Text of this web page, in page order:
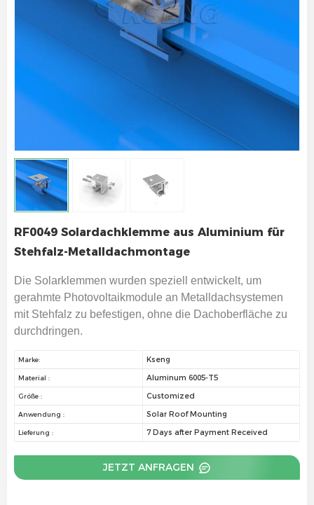
RF0049 Solardachklemme aus Aluminium für
Stehfalz-Metalldachmontage
Die Solarklemmen wurden speziell entwickelt, um
gerahmte Photovoltaikmodule an Metalldachsystemen
mit Stehfalz zu befestigen, ohne die Dachoberfläche zu
durchdringen.
Marke: Kseng
Material : Aluminum 6005-T5
Größe : Customized
Anwendung : Solar Roof Mounting
Lieferung : 7 Days after Payment Received
JETZT ANFRAGEN